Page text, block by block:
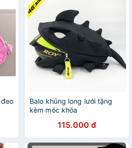
Balo khủng long lưới tặng
kèm móc khóa
115.000 đ